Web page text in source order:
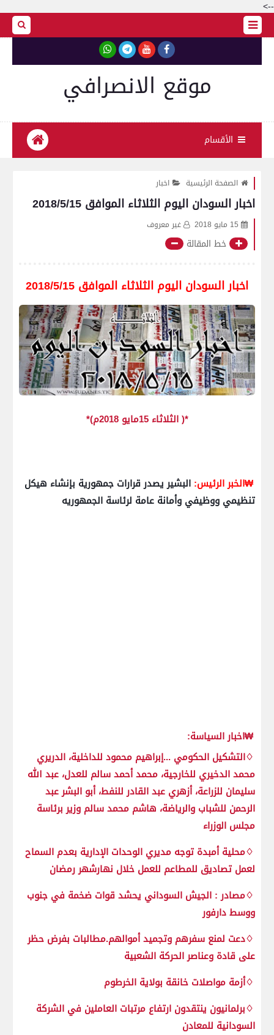
-->
موقع الانصرافي
الأقسام
الصفحة الرئيسية اخبار
اخبار السودان اليوم الثلاثاء الموافق 2018/5/15
15 مايو 2018 غير معروف
خط المقالة
اخبار السودان اليوم الثلاثاء الموافق 2018/5/15
*( الثلاثاء 15مايو 2018م)*
₩الخبر الرئيس: البشير يصدر قرارات جمهورية بإنشاء هيكل
تنظيمي ووظيفي وأمانة عامة لرئاسة الجمهوريه
₩اخبار السياسة:
♢التشكيل الحكومي ...إبراهيم محمود للداخلية، الدريري
محمد الدخيري للخارجية، محمد أحمد سالم للعدل، عبد الله
سليمان للزراعة، أزهري عبد القادر للنفط، أبو البشر عبد
الرحمن للشباب والرياضة، هاشم محمد سالم وزير برئاسة
مجلس الوزراء
♢محلية أمبدة توجه مديري الوحدات الإدارية بعدم السماح
لعمل تصاديق للمطاعم للعمل خلال نهارشهر رمضان
♢مصادر : الجيش السوداني يحشد قوات ضخمة في جنوب
ووسط دارفور
♢دعت لمنع سفرهم وتجميد أموالهم.مطالبات بفرض حظر
على قادة وعناصر الحركة الشعبية
♢أزمة مواصلات خانقة بولاية الخرطوم
♢برلمانيون ينتقدون ارتفاع مرتبات العاملين في الشركة
السودانية للمعادن